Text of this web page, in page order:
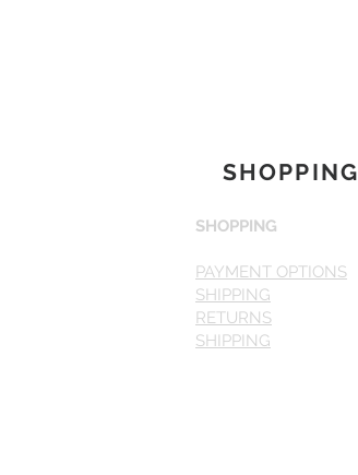
SHOPPING
SHOPPING
PAYMENT OPTIONS
SHIPPING
RETURNS
SHIPPING